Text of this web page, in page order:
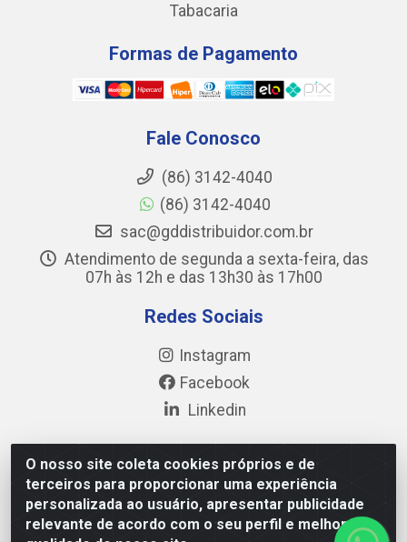
O nosso site coleta cookies próprios e de
terceiros para proporcionar uma experiência
personalizada ao usuário, apresentar publicidade
relevante de acordo com o seu perfil e melhorar a
Tabacaria
Formas de Pagamento
Fale Conosco
(86) 3142-4040
(86) 3142-4040
sac@gddistribuidor.com.br
Atendimento de segunda a sexta-feira, das
07h às 12h e das 13h30 às 17h00
Redes Sociais
Instagram
Facebook
Linkedin
GD DISTRIBUIDOR DE ALIMENTOS LTDA - Avenida
Prefeito Wall Ferraz, 17777 - Pedra Miuda, Teresina/PI -
CEP 64.038-030 - CNPJ 35.284.321/0001-40